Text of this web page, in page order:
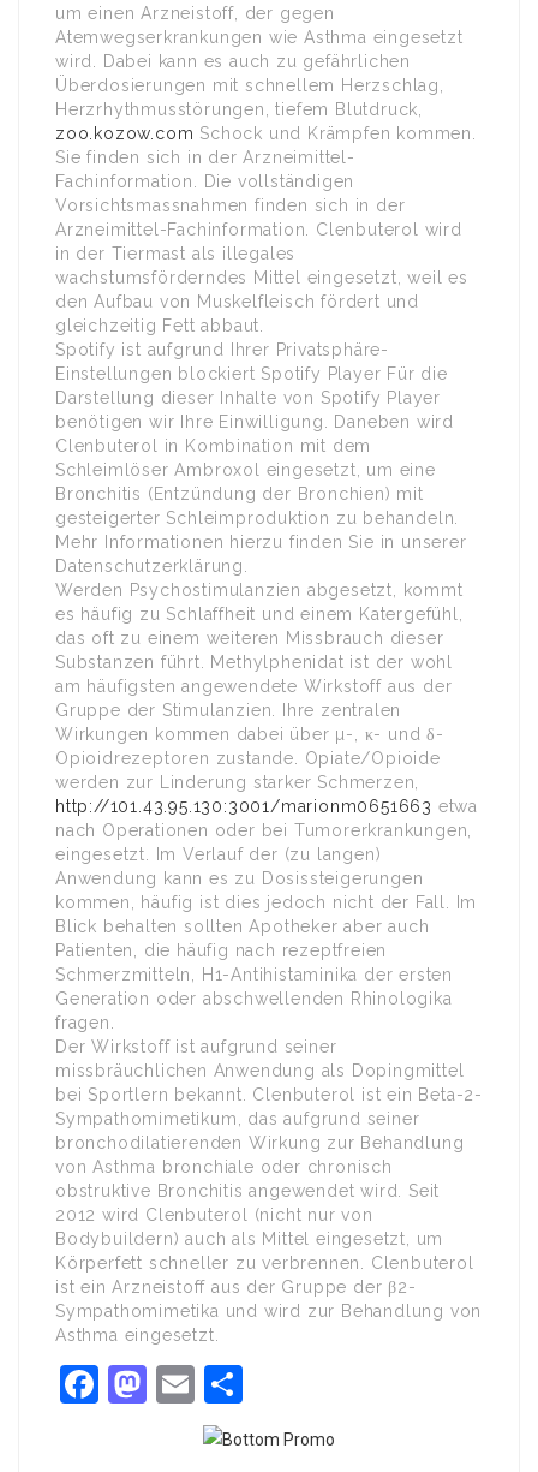
um einen Arzneistoff, der gegen
Atemwegserkrankungen wie Asthma eingesetzt
wird. Dabei kann es auch zu gefährlichen
Überdosierungen mit schnellem Herzschlag,
Herzrhythmusstörungen, tiefem Blutdruck,
zoo.kozow.com Schock und Krämpfen kommen.
Sie finden sich in der Arzneimittel-
Fachinformation. Die vollständigen
Vorsichtsmassnahmen finden sich in der
Arzneimittel-Fachinformation. Clenbuterol wird
in der Tiermast als illegales
wachstumsförderndes Mittel eingesetzt, weil es
den Aufbau von Muskelfleisch fördert und
gleichzeitig Fett abbaut.
Spotify ist aufgrund Ihrer Privatsphäre-
Einstellungen blockiert Spotify Player Für die
Darstellung dieser Inhalte von Spotify Player
benötigen wir Ihre Einwilligung. Daneben wird
Clenbuterol in Kombination mit dem
Schleimlöser Ambroxol eingesetzt, um eine
Bronchitis (Entzündung der Bronchien) mit
gesteigerter Schleimproduktion zu behandeln.
Mehr Informationen hierzu finden Sie in unserer
Datenschutzerklärung.
Werden Psychostimulanzien abgesetzt, kommt
es häufig zu Schlaffheit und einem Katergefühl,
das oft zu einem weiteren Missbrauch dieser
Substanzen führt. Methylphenidat ist der wohl
am häufigsten angewendete Wirkstoff aus der
Gruppe der Stimulanzien. Ihre zentralen
Wirkungen kommen dabei über µ-, κ- und δ-
Opioid­rezeptoren zustande. Opiate/Opioide
werden zur Linderung starker Schmerzen,
http://101.43.95.130:3001/marionm0651663 etwa
nach Opera­tionen oder bei Tumorerkrankungen,
eingesetzt. Im Verlauf der (zu langen)
Anwendung kann es zu Dosissteigerungen
kommen, häufig ist dies jedoch nicht der Fall. Im
Blick behalten sollten Apotheker aber auch
Patienten, die häufig nach rezeptfreien
Schmerzmitteln, H1-Antihistaminika der ersten
Generation oder abschwellenden Rhinologika
fragen.
Der Wirkstoff ist aufgrund seiner
missbräuchlichen Anwendung als Dopingmittel
bei Sportlern bekannt. Clenbuterol ist ein Beta-2-
Sympathomimetikum, das aufgrund seiner
bronchodilatierenden Wirkung zur Behandlung
von Asthma bronchiale oder chronisch
obstruktive Bronchitis angewendet wird. Seit
2012 wird Clenbuterol (nicht nur von
Bodybuildern) auch als Mittel eingesetzt, um
Körperfett schneller zu verbrennen. Clenbuterol
ist ein Arzneistoff aus der Gruppe der β2-
Sympathomimetika und wird zur Behandlung von
Asthma eingesetzt.
Facebook
Mastodon
Email